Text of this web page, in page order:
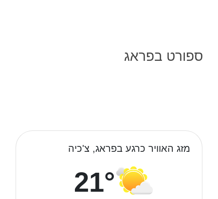
ספורט בפראג
מזג האוויר כרגע בפראג, צ'כיה
21°